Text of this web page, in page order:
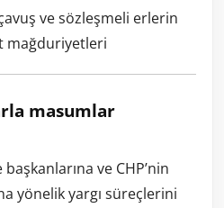
ve sözleşmeli erlerin
mağduriyetleri
masumlar
ve CHP’nin
yönelik yargı süreçlerini